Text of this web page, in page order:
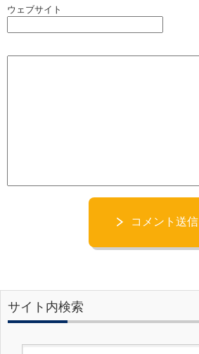
ウェブサイト
コメント送信
サイト内検索